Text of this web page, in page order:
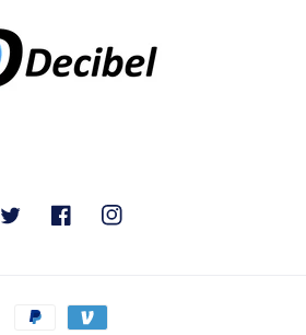
TwitterFacebookInstagram
Payment